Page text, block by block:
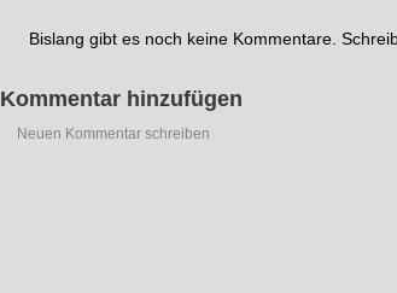
Bislang gibt es noch keine Kommentare.
Kommentar hinzufügen
Neuen Kommentar schreiben